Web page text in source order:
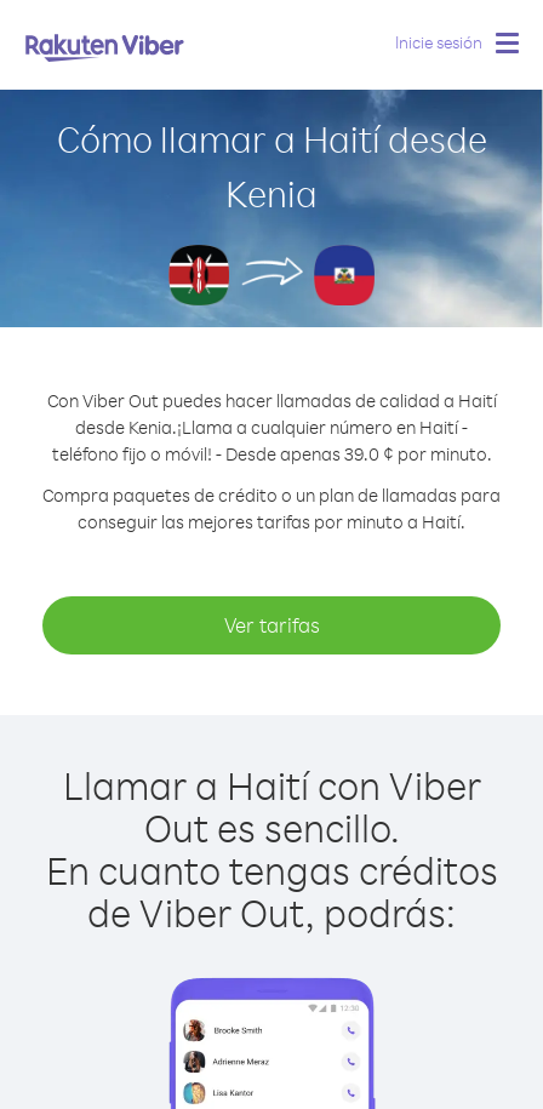
Inicie sesión
Cómo llamar a Haití desde
Kenia
Con Viber Out puedes hacer llamadas de calidad a Haití
desde Kenia.¡Llama a cualquier número en Haití -
teléfono fijo o móvil! - Desde apenas 39.0 ¢ por minuto.
Compra paquetes de crédito o un plan de llamadas para
conseguir las mejores tarifas por minuto a Haití.
Ver tarifas
Llamar a Haití con Viber
Out es sencillo.
En cuanto tengas créditos
de Viber Out, podrás: